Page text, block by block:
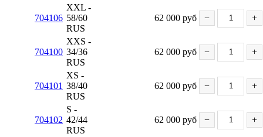
704106
XXL -
58/60
RUS
62 000 руб − +
704100
XXS -
34/36
RUS
62 000 руб − +
704101
XS -
38/40
RUS
62 000 руб − +
704102
S -
42/44
RUS
62 000 руб − +